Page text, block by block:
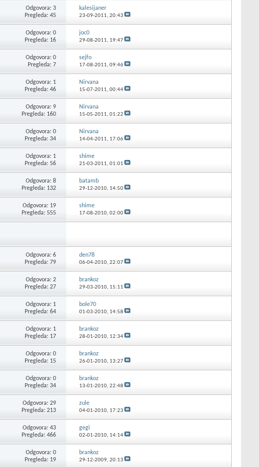
Odgovora: 3
Pregleda: 45
kalesijaner
23-09-2011, 20:43
Odgovora: 0
Pregleda: 16
joc0
29-08-2011, 19:47
Odgovora: 0
Pregleda: 7
sejfo
17-08-2011, 09:46
Odgovora: 1
Pregleda: 46
Nirvana
15-07-2011, 00:44
Odgovora: 9
Pregleda: 160
Nirvana
15-05-2011, 01:22
Odgovora: 0
Pregleda: 34
Nirvana
14-04-2011, 17:06
Odgovora: 1
Pregleda: 56
shime
21-03-2011, 01:01
Odgovora: 8
Pregleda: 132
batamb
29-12-2010, 14:50
Odgovora: 19
Pregleda: 555
shime
17-08-2010, 02:00
Odgovora: 6
Pregleda: 79
den78
06-04-2010, 22:07
Odgovora: 2
Pregleda: 27
brankoz
29-03-2010, 15:11
Odgovora: 1
Pregleda: 64
bole70
01-03-2010, 14:58
Odgovora: 1
Pregleda: 17
brankoz
28-01-2010, 12:34
Odgovora: 0
Pregleda: 15
brankoz
26-01-2010, 13:27
Odgovora: 0
Pregleda: 34
brankoz
13-01-2010, 22:48
Odgovora: 29
Pregleda: 213
zule
04-01-2010, 17:23
Odgovora: 43
Pregleda: 466
gegi
02-01-2010, 14:14
Odgovora: 0
Pregleda: 19
brankoz
29-12-2009, 20:13